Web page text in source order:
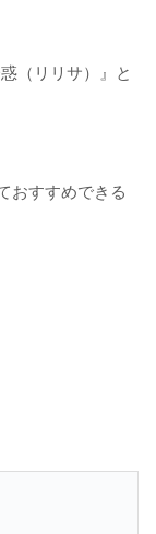
（リリサ）』と
おすすめできる